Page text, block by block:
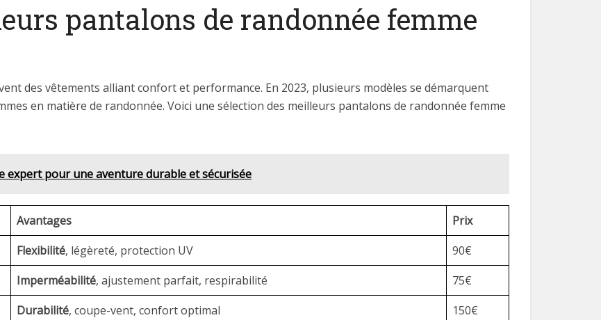
pantalons de randonnée femme
des vêtements alliant confort et performance. En 2023, plusieurs modèles se démarquent
en matière de randonnée. Voici une sélection des meilleurs pantalons de randonnée femme
expert pour une aventure durable et sécurisée
Avantages
Prix
Flexibilité, légèreté, protection UV
90€
Imperméabilité, ajustement parfait, respirabilité
75€
Durabilité, coupe-vent, confort optimal 150€